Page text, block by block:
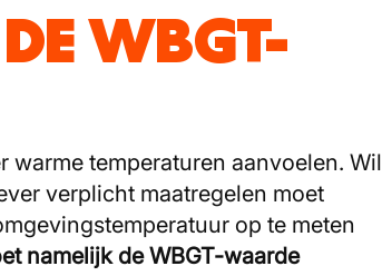
WBGT-
temperaturen aanvoelen. Wil
verplicht maatregelen moet
op te meten
namelijk de WBGT-waarde